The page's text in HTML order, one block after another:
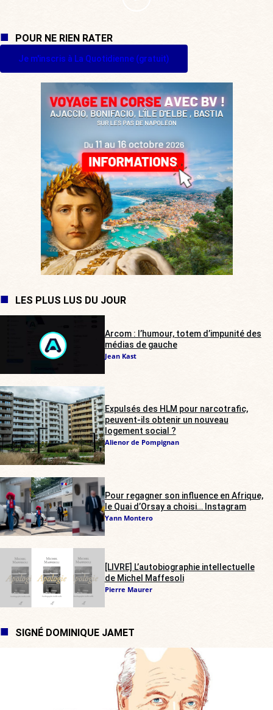
POUR NE RIEN RATER
Je m'inscris à La Quotidienne (gratuit)
LES PLUS LUS DU JOUR
Arcom : l’humour, totem d’impunité des
médias de gauche
Jean Kast
Expulsés des HLM pour narcotrafic,
peuvent-ils obtenir un nouveau
logement social ?
Alienor de Pompignan
Pour regagner son influence en Afrique,
le Quai d’Orsay a choisi… Instagram
Yann Montero
[LIVRE] L’autobiographie intellectuelle
de Michel Maffesoli
Pierre Maurer
SIGNÉ DOMINIQUE JAMET